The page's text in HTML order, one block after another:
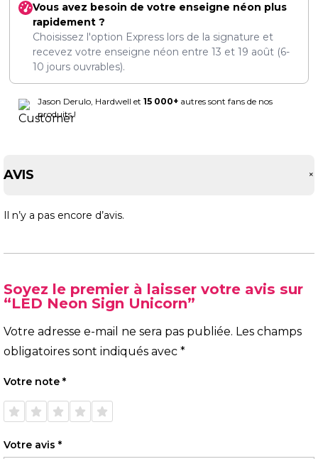
Vous avez besoin de votre enseigne néon plus
rapidement ?
Choisissez l'option Express lors de la signature et
recevez votre enseigne néon entre 13 et 19 août (6-
10 jours ouvrables).
Jason Derulo, Hardwell et 15 000+ autres sont fans de nos
produits !
AVIS +
Il n’y a pas encore d’avis.
Soyez le premier à laisser votre avis sur
“LED Neon Sign Unicorn”
Votre adresse e-mail ne sera pas publiée. Les champs
obligatoires sont indiqués avec *
Votre note *
1 étoile
sur 5
2 étoiles
sur 5
3 étoiles
sur 5
4 étoiles
sur 5
5 étoiles
sur 5
Votre avis *